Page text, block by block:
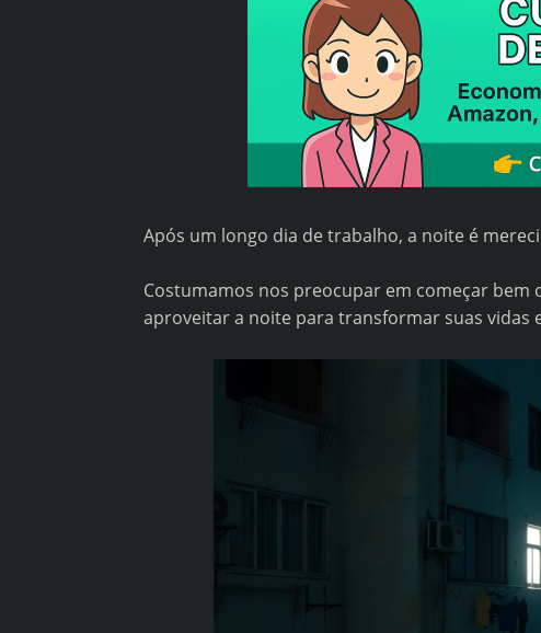
Após um longo dia de trabalho, a noite é
Costumamos nos preocupar em começar bem
aproveitar a noite para transformar suas vidas